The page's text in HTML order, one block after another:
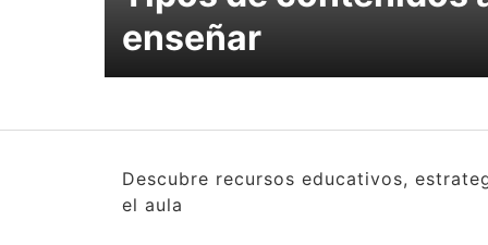
enseñar
Descubre recursos educativos,
el aula